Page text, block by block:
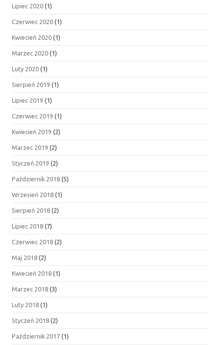
Lipiec 2020 (1)
Czerwiec 2020 (1)
Kwiecień 2020 (1)
Marzec 2020 (1)
Luty 2020 (1)
Sierpień 2019 (1)
Lipiec 2019 (1)
Czerwiec 2019 (1)
Kwiecień 2019 (2)
Marzec 2019 (2)
Styczeń 2019 (2)
Październik 2018 (5)
Wrzesień 2018 (1)
Sierpień 2018 (2)
Lipiec 2018 (7)
Czerwiec 2018 (2)
Maj 2018 (2)
Kwiecień 2018 (1)
Marzec 2018 (3)
Luty 2018 (1)
Styczeń 2018 (2)
Październik 2017 (1)